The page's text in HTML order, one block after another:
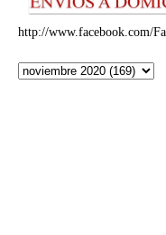
http://www.facebook.com/